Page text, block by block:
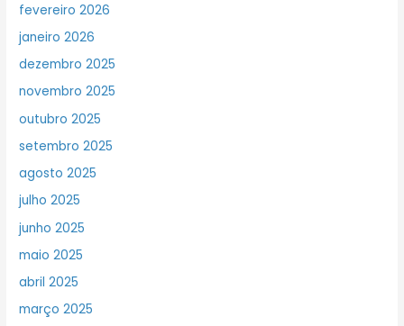
fevereiro 2026
janeiro 2026
dezembro 2025
novembro 2025
outubro 2025
setembro 2025
agosto 2025
julho 2025
junho 2025
maio 2025
abril 2025
março 2025